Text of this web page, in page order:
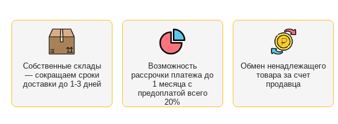
Собственные склады
— сокращаем сроки
доставки до 1-3 дней
Возможность
рассрочки платежа до
1 месяца с
предоплатой всего
20%
Обмен ненадлежащего
товара за счет
продавца